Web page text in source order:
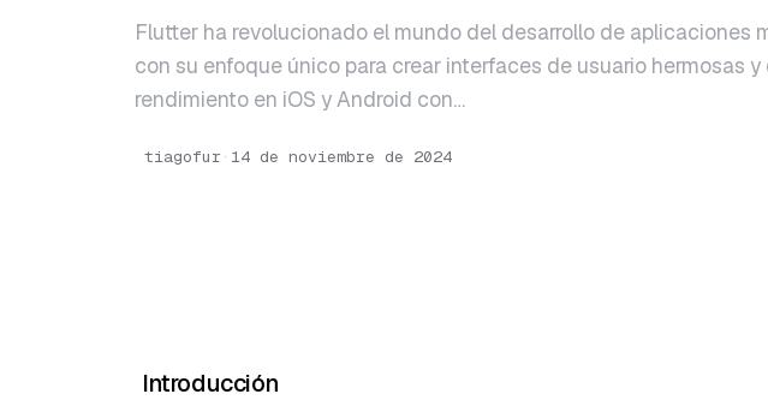
Flutter ha revolucionado el mundo del desarrollo de aplicaciones
con su enfoque único para crear interfaces de usuario hermosas y
rendimiento en iOS y Android con…
tiagofur · 14 de noviembre de 2024
Introducción